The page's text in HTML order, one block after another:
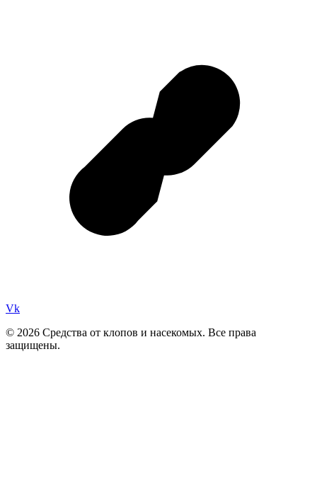
Vk
© 2026 Средства от клопов и насекомых. Все права
защищены.